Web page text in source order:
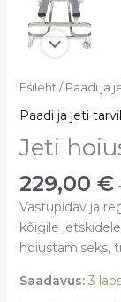
Esileht / Paadi ja
Paadi ja jeti
Jeti
229,00 €
Vastupidav ja
kõigile
hoiustamiseks,
Saadavus: 3
Jeti
hoiustus
kogus